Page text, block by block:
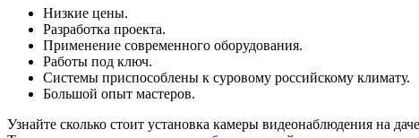
Низкие цены.
Разработка проекта.
Применение современного оборудования.
Работы под ключ.
Системы приспособлены к суровому российскому климату.
Большой опыт мастеров.
Узнайте сколько стоит установка камеры видеонаблюдения на